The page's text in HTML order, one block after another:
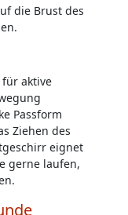
die Brust des
aktive
Passform
Ziehen des
eignet
gerne laufen,